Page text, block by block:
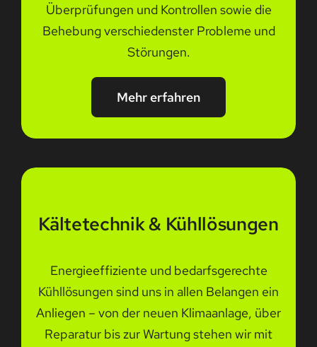
Überprüfungen und Kontrollen sowie die
Behebung verschiedenster Probleme und
Störungen.
Mehr erfahren
Kältetechnik & Kühllösungen
Energieeffiziente und bedarfsgerechte
Kühllösungen sind uns in allen Belangen ein
Anliegen – von der neuen Klimaanlage, über
Reparatur bis zur Wartung stehen wir mit